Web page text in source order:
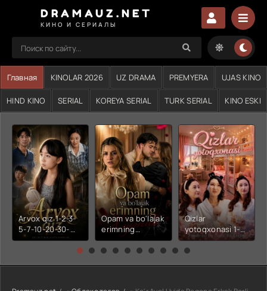
DRAMAUZ.NET
КИНО И СЕРИАЛЫ
Главная KINOLAR 2026 UZ DRAMA PREMYERA UJAS KINO
HIND KINO SERIAL KOREYA SERIAL TURK SERIAL KINO ESKI
Arvox qiz 1-2-3-
5-7-10-20-30-
50-60-70-80-
Opam va bo'lajak
erimning
xiyonati 1-2-3-4-
5-6-7-10-20-30-
Qizlar
yotoqxonasi 1-2-
3-4-5-6-7-10-20-
30-50-60-70-80-